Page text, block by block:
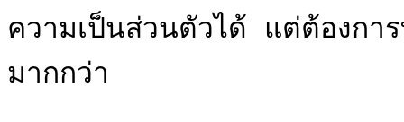
ความเป็นส่วนตัวได้ แต่ต้องกา
มากกว่า